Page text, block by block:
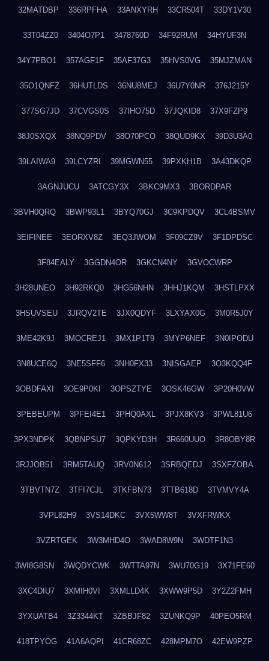
32MATDBP 336RPFHA 33ANXYRH 33CR504T 33DY1V30
33T04ZZ0 3404O7P1 3478760D 34F92RUM 34HYUF3N
34Y7PBO1 357AGF1F 35AF37G3 35HVS0VG 35MJZMAN
35O1QNFZ 36HUTLDS 36NU8MEJ 36U7Y0NR 376J215Y
377SG7JD 37CVGS0S 37IHO75D 37JQKID8 37X9FZP9
38J0SXQX 38NQ9PDV 38O70PCO 38QUD9KX 39D3U3A0
39LAIWA9 39LCYZRI 39MGWN55 39PXKH1B 3A43DKQP
3AGNJUCU 3ATCGY3X 3BKC9MX3 3BORDPAR
3BVH0QRQ 3BWP93L1 3BYQ70GJ 3C9KPDQV 3CL4BSMV
3EIFINEE 3EORXV8Z 3EQ3JWOM 3F09CZ9V 3F1DPDSC
3F84EALY 3GGDN4OR 3GKCN4NY 3GVOCWRP
3H28UNEO 3H92RKQ0 3HG56NHN 3HHJ1KQM 3HSTLPXX
3HSUVSEU 3JRQV2TE 3JX0QDYF 3LXYAX0G 3M0R5J0Y
3ME42K9J 3MOCREJ1 3MX1P1T9 3MYP6NEF 3N0IPODU
3N8UCE6Q 3NE5SFF6 3NH0FX33 3NISGAEP 3O3KQQ4F
3OBDFAXI 3OE9P0KI 3OPSZTYE 3OSK46GW 3P20H0VW
3PEBEUPM 3PFEI4E1 3PHQ0AXL 3PJX8KV3 3PWL81U6
3PX3NDPK 3QBNPSU7 3QPKYD3H 3R660UUO 3R8OBY8R
3RJJOB51 3RM5TAUQ 3RV0N612 3SRBQEDJ 3SXFZOBA
3TBVTN7Z 3TFI7CJL 3TKFBN73 3TTB618D 3TVMVY4A
3VPL82H9 3VS14DKC 3VX5WW8T 3VXFRWKX
3VZRTGEK 3W3MHD4O 3WAD8W9N 3WDTF1N3
3WI8G8SN 3WQDYCWK 3WTTA97N 3WU70G19 3X71FE60
3XC4DIU7 3XMIH0VI 3XMLLD4K 3XWW9P5D 3Y2Z2FMH
3YXUATB4 3Z3344KT 3ZBBJF82 3ZUNKQ9P 40PEO5RM
418TPYOG 41A6AQPI 41CR68ZC 428MPM7O 42EW9PZP